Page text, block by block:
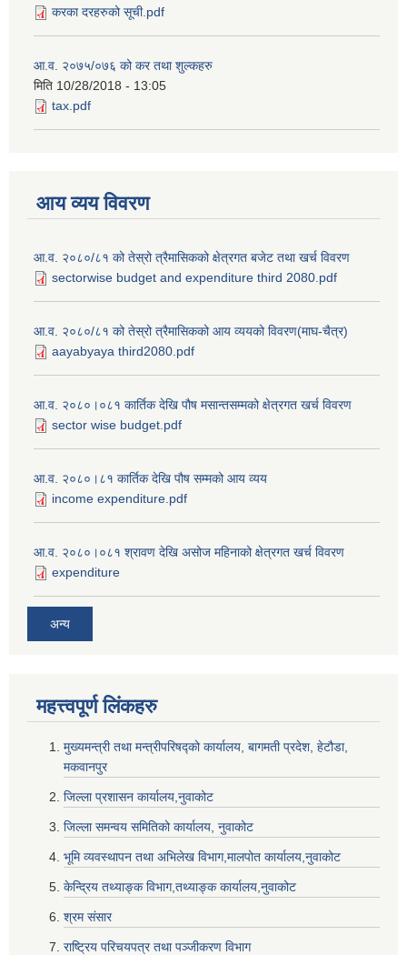
करका दरहरुको सूची.pdf
आ.व. २०७५/०७६ को कर तथा शुल्कहरु
मिति 10/28/2018 - 13:05
tax.pdf
आय व्यय विवरण
आ.व. २०८०/८१ को तेस्रो त्रैमासिकको क्षेत्रगत बजेट तथा खर्च विवरण
sectorwise budget and expenditure third 2080.pdf
आ.व. २०८०/८१ को तेस्रो त्रैमासिकको आय व्ययको विवरण(माघ-चैत्र)
aayabyaya third2080.pdf
आ.व. २०८०।०८१ कार्तिक देखि पौष मसान्तसम्मको क्षेत्रगत खर्च विवरण
sector wise budget.pdf
आ.व. २०८०।८१ कार्तिक देखि पौष सम्मको आय व्यय
income expenditure.pdf
आ.व. २०८०।०८१ श्रावण देखि असोज महिनाको क्षेत्रगत खर्च विवरण
expenditure
अन्य
महत्त्वपूर्ण लि‌ंकहरु
मुख्यमन्त्री तथा मन्त्रीपरिषद्को कार्यालय, बागमती प्रदेश, हेटौडा,
मकवानपुर
जिल्ला प्रशासन कार्यालय,नुवाकोट
जिल्ला समन्वय समितिको कार्यालय, नुवाकोट
भूमि व्यवस्थापन तथा अभिलेख विभाग,मालपोत कार्यालय,नुवाकोट
केन्द्रिय तथ्याङ्क विभाग,तथ्याङ्क कार्यालय,नुवाकोट
श्रम संसार
राष्ट्रिय परिचयपत्र तथा पञ्जीकरण विभाग